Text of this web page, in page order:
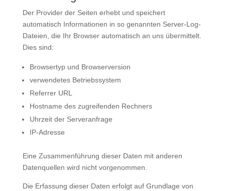
Der Provider der Seiten erhebt und speichert
automatisch Informationen in so genannten Server-Log-
Dateien, die Ihr Browser automatisch an uns übermittelt.
Dies sind:
Browsertyp und Browserversion
verwendetes Betriebssystem
Referrer URL
Hostname des zugreifenden Rechners
Uhrzeit der Serveranfrage
IP-Adresse
Eine Zusammenführung dieser Daten mit anderen
Datenquellen wird nicht vorgenommen.
Die Erfassung dieser Daten erfolgt auf Grundlage von